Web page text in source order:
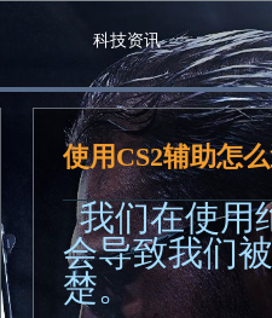
科技资讯
使用CS2辅助怎
我们在使用
会导致我们
楚。